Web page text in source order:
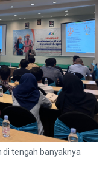
di tengah banyaknya